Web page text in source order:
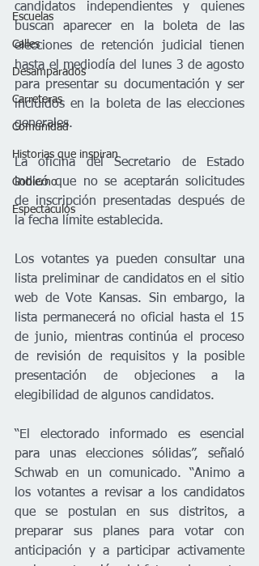
Escuelas
Calles
Desamparados
Carreteras
Comunidad
Historias que inspiran
Gobierno
Espectáculos
candidatos independientes y quienes
buscan aparecer en la boleta de las
elecciones de retención judicial tienen
hasta el mediodía del lunes 3 de agosto
para presentar su documentación y ser
incluidos en la boleta de las elecciones
generales.
La oficina del Secretario de Estado
indicó que no se aceptarán solicitudes
de inscripción presentadas después de
la fecha límite establecida.
Los votantes ya pueden consultar una
lista preliminar de candidatos en el sitio
web de Vote Kansas. Sin embargo, la
lista permanecerá no oficial hasta el 15
de junio, mientras continúa el proceso
de revisión de requisitos y la posible
presentación de objeciones a la
elegibilidad de algunos candidatos.
“El electorado informado es esencial
para unas elecciones sólidas”, señaló
Schwab en un comunicado. “Animo a
los votantes a revisar a los candidatos
que se postulan en sus distritos, a
preparar sus planes para votar con
anticipación y a participar activamente